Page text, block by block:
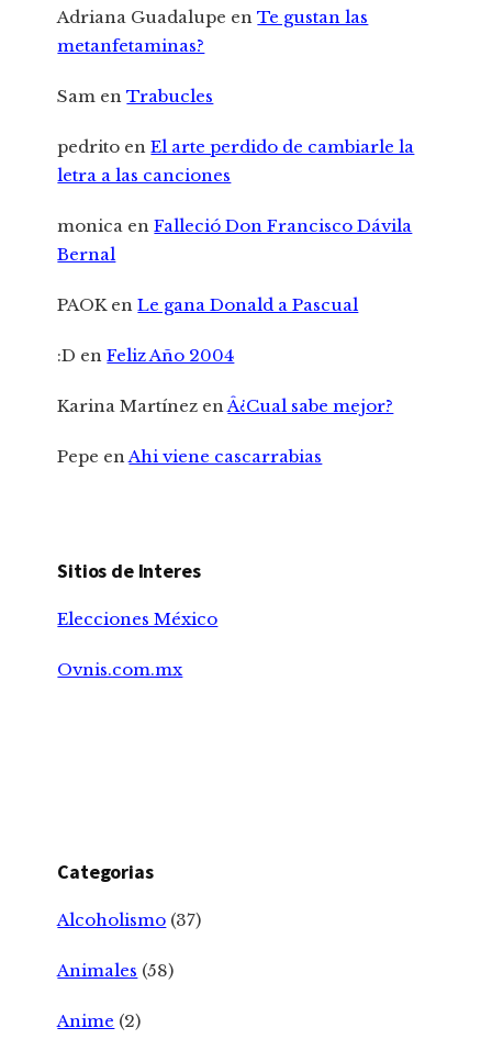
Adriana Guadalupe enTe gustan las
metanfetaminas?
Sam enTrabucles
pedrito enEl arte perdido de cambiarle la
letra a las canciones
monica enFalleció Don Francisco Dávila
Bernal
PAOKenLe gana Donald a Pascual
:D enFeliz Año 2004
Karina Martínez enÂ¿Cual sabe mejor?
Pepe enAhi viene cascarrabias
Sitios de Interes
Elecciones México
Ovnis.com.mx
Categorias
Alcoholismo (37)
Animales (58)
Anime (2)